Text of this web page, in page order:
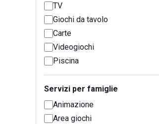
TV
Giochi da tavolo
Carte
Videogiochi
Piscina
Servizi per famiglie
Animazione
Area giochi